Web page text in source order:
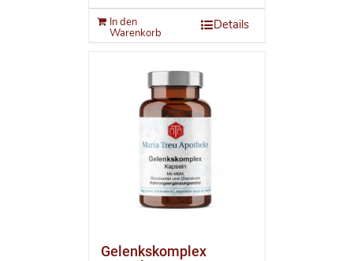
In den
Warenkorb
Details
Gelenkskomplex